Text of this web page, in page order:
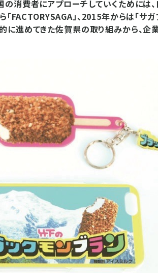
消費者にアプローチしていくためには
FACTORYSAGA」、2015年からは「サガ
に進めてきた佐賀県の取り組みから、